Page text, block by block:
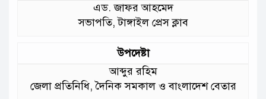
জেলার মানুষের উন্নত স্বাস্থ্যসেবায় সর্বোচ্চ
গুরুত্ব দিয়ে কাজ করছি: প্রতিমন্ত্রী টুকু
আমাদের চার পাশে ব্যাঙের ছাতার মতো
গড়ে উঠছে মাদ্রাসা ও কিন্ডার গার্ডেন
:মুক্তিযুদ্ধ বিষয়কমন্ত্রী
এড. জাফর আহমেদ
সভাপতি, টাঙ্গাইল প্রেস ক্লাব
উপদেষ্টা
আব্দুর রহিম
জেলা প্রতিনিধি, দৈনিক সমকাল ও বাংলাদেশ বেতার